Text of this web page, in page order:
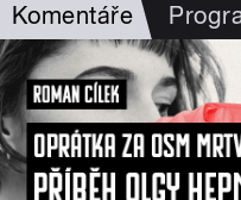
Komentáře